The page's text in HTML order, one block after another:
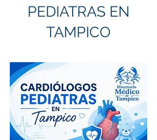
PEDIATRAS EN
TAMPICO